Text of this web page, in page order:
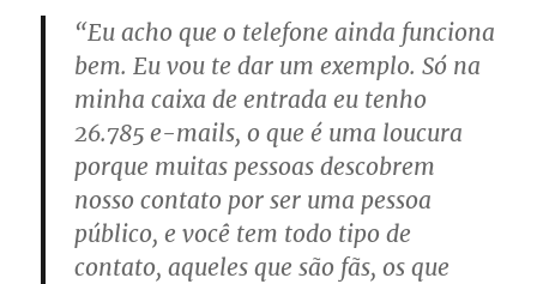
“Eu acho que o telefone ainda funciona
bem. Eu vou te dar um exemplo. Só na
minha caixa de entrada eu tenho
26.785 e-mails, o que é uma loucura
porque muitas pessoas descobrem
nosso contato por ser uma pessoa
público, e você tem todo tipo de
contato, aqueles que são fãs, os que